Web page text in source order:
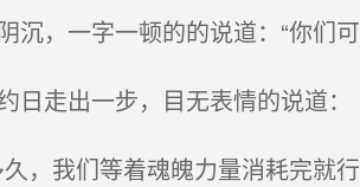
，一字一顿的的说道：“你们
走出一步，目无表情的说道：
，我们等着魂魄力量消耗完就